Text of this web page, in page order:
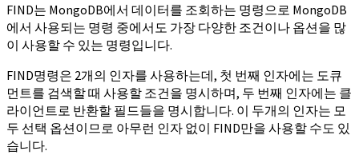
FIND는 MongoDB에서 데이터를 조회하는 명령으로 MongoDB
에서 사용되는 명령 중에서도 가장 다양한 조건이나 옵션을 많
이 사용할 수 있는 명령입니다.
FIND명령은 2개의 인자를 사용하는데, 첫 번째 인자에는 도큐
먼트를 검색할 때 사용할 조건을 명시하며, 두 번째 인자에는 클
라이언트로 반환할 필드들을 명시합니다. 이 두개의 인자는 모
두 선택 옵션이므로 아무런 인자 없이 FIND만을 사용할 수도 있
습니다.